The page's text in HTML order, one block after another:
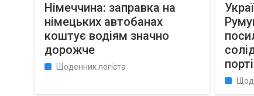
Німеччина: заправка на
німецьких автобанах
коштує водіям значно
дорожче
Щоденник логіста